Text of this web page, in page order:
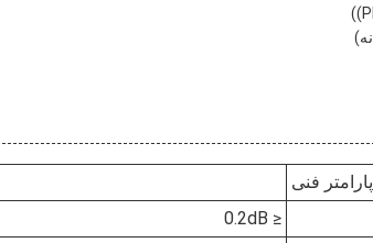
پارامتر فنی
≤ 0.2dB